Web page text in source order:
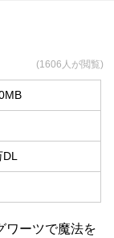
(1606人が閲覧)
DL
ワーツで魔法を